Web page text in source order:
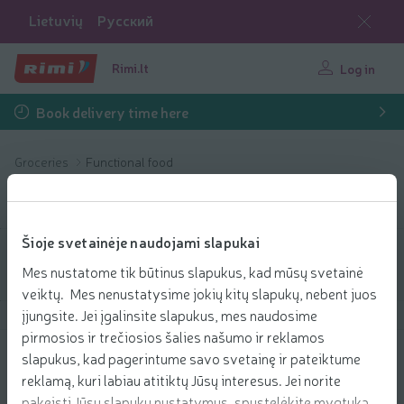
Šioje svetainėje naudojami slapukai
Mes nustatome tik būtinus slapukus, kad mūsų svetainė
veiktų. Mes nenustatysime jokių kitų slapukų, nebent juos
įjungsite. Jei įgalinsite slapukus, mes naudosime
pirmosios ir trečiosios šalies našumo ir reklamos
slapukus, kad pagerintume savo svetainę ir pateiktume
reklamą, kuri labiau atitiktų Jūsų interesus. Jei norite
Lietuvių Русский
Rimi.lt Log in
Book delivery time here
Groceries Functional food
Functional food
Filter products
Show products 40
Batonėlis su sald. GO ON COOKIE &
CREAM, 40 g